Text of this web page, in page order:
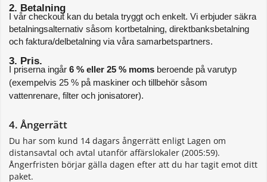
2. Betalning
I vår checkout kan du betala tryggt och enkelt. Vi erbjuder säkra
betalningsalternativ såsom kortbetalning, direktbanksbetalning
och faktura/delbetalning via våra samarbetspartners.
3. Pris.
I priserna ingår 6 % eller 25 % moms beroende på varutyp
(exempelvis 25 % på maskiner och tillbehör såsom
vattenrenare, filter och jonisatorer).
4. Ångerrätt
Du har som kund 14 dagars ångerrätt enligt Lagen om
distansavtal och avtal utanför affärslokaler (2005:59).
Ångerfristen börjar gälla dagen efter att du har tagit emot ditt
paket.